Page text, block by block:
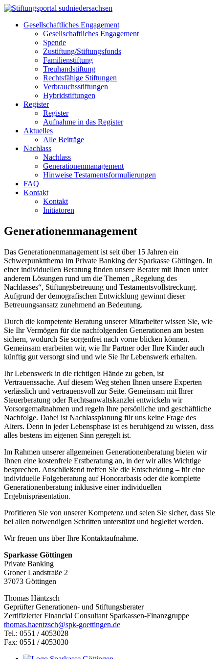
Gesellschaftliches Engagement
Gesellschaftliches Engagement
Spende
Zustiftung/Stiftungsfonds
Familienstiftung
Treuhandstiftung
Rechtsfähige Stiftungen
Verbrauchsstiftungen
Hybridstiftungen
Register
Register
Aufnahme in das Register
Aktuelles
Alle Beiträge
Nachlass
Nachlass
Generationenmanagement
Hinweise Testamentsformulierungen
FAQ
Kontakt
Kontakt
Initiatoren
Generationenmanagement
Das Generationenmanagement ist seit über 15 Jahren ein
Schwerpunktthema im Private Banking der Sparkasse Göttingen. In
einer individuellen Beratung finden unsere Berater mit Ihnen unter
anderem Lösungen rund um die Themen „Regelung des
Nachlasses“, Stiftungsbetreuung und Testamentsvollstreckung.
Aufgrund der demografischen Entwicklung gewinnt dieser
Betreuungsansatz zunehmend an Bedeutung.
Durch die kompetente Beratung unserer Mitarbeiter wissen Sie, wie
Sie Ihr Vermögen für die nachfolgenden Generationen am besten
sichern, wodurch Sie sorgenfrei nach vorne blicken können.
Gemeinsam erarbeiten wir, wie Ihr Partner oder Ihre Kinder auch
künftig gut versorgt sind und wie Sie Ihr Lebenswerk erhalten.
Ihr Lebenswerk in die richtigen Hände zu geben, ist
Vertrauenssache. Auf diesem Weg stehen Ihnen unsere Experten
verlässlich und vertrauensvoll zur Seite. Gemeinsam mit Ihrer
Steuerberatung oder Rechtsanwaltskanzlei entwickeln wir
Vorsorgemaßnahmen und regeln Ihre persönliche und geschäftliche
Nachfolge. Dabei ist Nachlassplanung für uns keine Frage des
Alters. Denn in jeder Lebensphase ist es beruhigend zu wissen, dass
alles bestens im eigenen Sinn geregelt ist.
Im Rahmen unserer allgemeinen Generationenberatung bieten wir
Ihnen eine kostenfreie Erstberatung an, in der wir alles Wichtige
besprechen. Anschließend treffen Sie die Entscheidung – für eine
individuelle Folgeberatung auf Honorarbasis oder die komplette
Generationenberatung inklusive einer individuellen
Ergebnispräsentation.
Profitieren Sie von unserer Kompetenz und seien Sie sicher, dass Sie
bei allen notwendigen Schritten unterstützt und begleitet werden.
Wir freuen uns über Ihre Kontaktaufnahme.
Sparkasse Göttingen
Private Banking
Groner Landstraße 2
37073 Göttingen
Thomas Häntzsch
Geprüfter Generationen- und Stiftungsberater
Zertifizierter Financial Consultant Sparkassen-Finanzgruppe
thomas.haentzsch@spk-goettingen.de
Tel.: 0551 / 4053028
Fax: 0551 / 4053030